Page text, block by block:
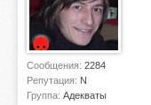
Сообщения: 2284
Репутация: N
Группа: Адекваты